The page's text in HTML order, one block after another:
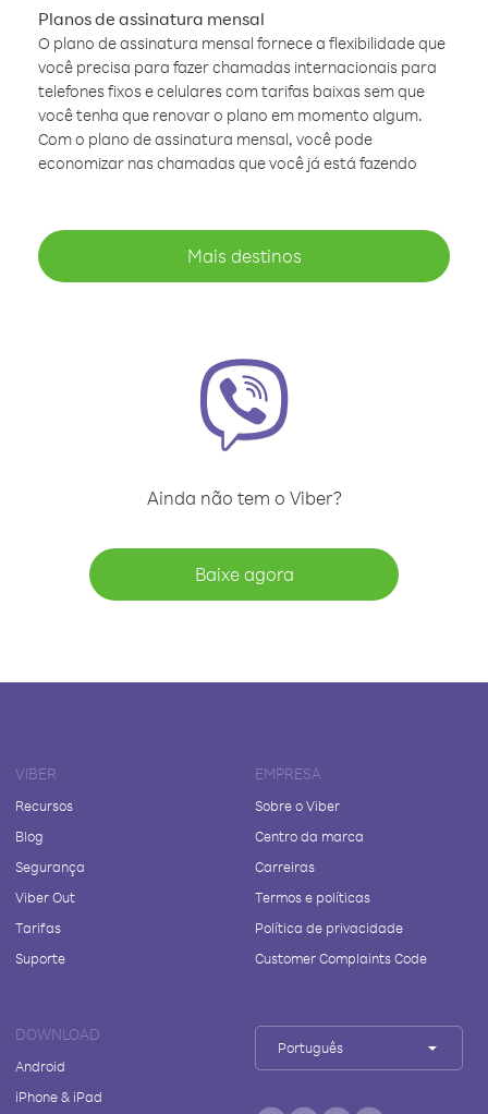
Planos de assinatura mensal
O plano de assinatura mensal fornece a flexibilidade que
você precisa para fazer chamadas internacionais para
telefones fixos e celulares com tarifas baixas sem que
você tenha que renovar o plano em momento algum.
Com o plano de assinatura mensal, você pode
economizar nas chamadas que você já está fazendo
Mais destinos
Ainda não tem o Viber?
Baixe agora
VIBER
Recursos
Blog
Segurança
Viber Out
Tarifas
Suporte
EMPRESA
Sobre o Viber
Centro da marca
Carreiras
Termos e políticas
Política de privacidade
Customer Complaints Code
DOWNLOAD
Android
iPhone & iPad
Português